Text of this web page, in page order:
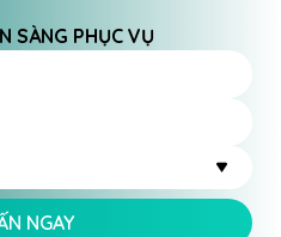
SÀNG PHỤC VỤ
NGAY